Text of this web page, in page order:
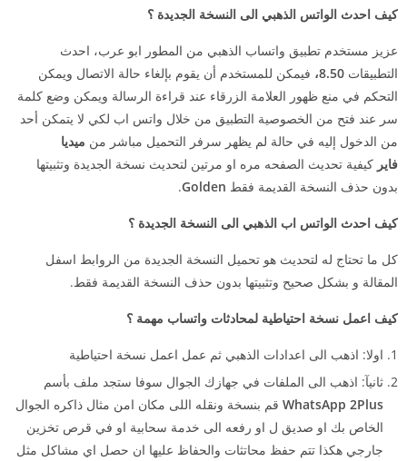
كيف احدث الواتس الذهبي الى النسخة الجديدة ؟
عزيز مستخدم تطبيق واتساب الذهبي من المطور ابو عرب، احدث
التطبيقات 8.50، فيمكن للمستخدم أن يقوم بإلغاء حالة الاتصال ويمكن
التحكم في منع ظهور العلامة الزرقاء عند قراءة الرسالة ويمكن وضع كلمة
سر عند فتح من الخصوصية التطبيق من خلال واتس اب لكي لا يتمكن أحد
من الدخول إليه في حالة لم يظهر سرفر التحميل مباشر من ميديا
فاير كيفية تحديث الصفحه مره او مرتين لتحديث نسخة الجديدة وتثبيتها
بدون حذف النسخة القديمة فقط Golden
.
كيف احدث الواتس اب الذهبي الى النسخة الجديدة ؟
كل ما تحتاج له لتحديث هو تحميل النسخة الجديدة من الروابط اسفل
المقالة و بشكل صحيح وتثبيتها بدون حذف النسخة القديمة فقط.
كيف اعمل نسخة احتياطية لمحادثات واتساب مهمة ؟
اولا: اذهب الى اعدادات الذهبي ثم عمل اعمل نسخة احتياطية
ثانيآ: اذهب الى الملفات في جهازك الجوال سوفا ستجد ملف بأسم
WhatsApp 2Plus قم بنسخة ونقله اللى مكان امن مثال ذاكره الجوال
الخاص بك او صديق ل او رفعه الى خدمة سحابية او في قرص تخزين
جارجي هكذا تتم حفظ محاتثات والحفاظ عليها ان حصل اي مشاكل مثل